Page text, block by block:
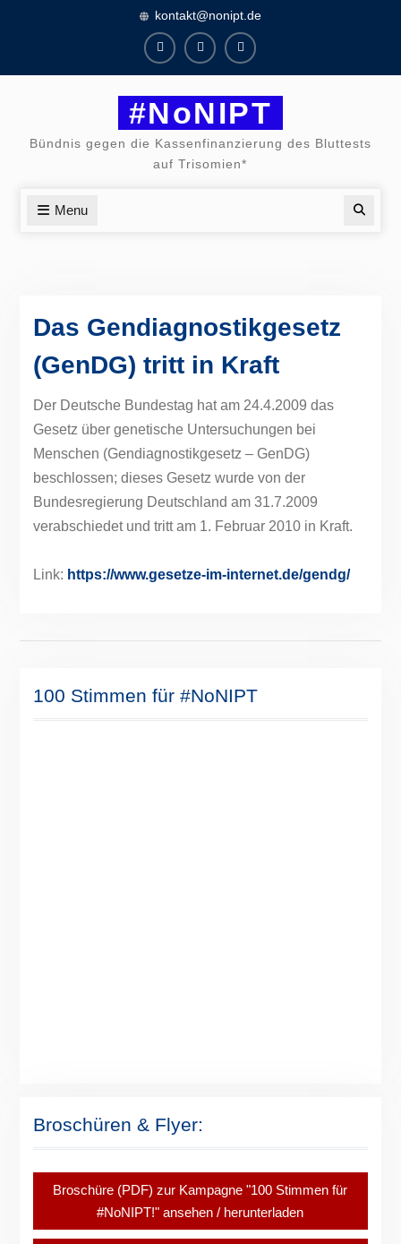
kontakt@nonipt.de
FacebookInstagram
Twitter
#NoNIPT
Bündnis gegen die Kassenfinanzierung des Bluttests
auf Trisomien*
Menu
Das Gendiagnostikgesetz
(GenDG) tritt in Kraft
Der Deutsche Bundestag hat am 24.4.2009 das
Gesetz über genetische Untersuchungen bei
Menschen (Gendiagnostikgesetz – GenDG)
beschlossen; dieses Gesetz wurde von der
Bundesregierung Deutschland am 31.7.2009
verabschiedet und tritt am 1. Februar 2010 in Kraft.
Link: https://www.gesetze-im-internet.de/gendg/
100 Stimmen für #NoNIPT
Broschüren & Flyer:
Broschüre (PDF) zur Kampagne "100 Stimmen für
#NoNIPT!" ansehen / herunterladen